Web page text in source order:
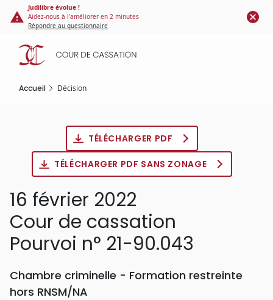
Panneau de gestion des cookies
contenu
principal
Judilibre évolue !
Aidez-nous à l'améliorer en 2 minutes
Répondre au questionnaire
Accueil Décision
TÉLÉCHARGER PDF
TÉLÉCHARGER PDF SANS ZONAGE
16 février 2022
Cour de cassation
Pourvoi n° 21-90.043
Chambre criminelle - Formation restreinte
hors RNSM/NA